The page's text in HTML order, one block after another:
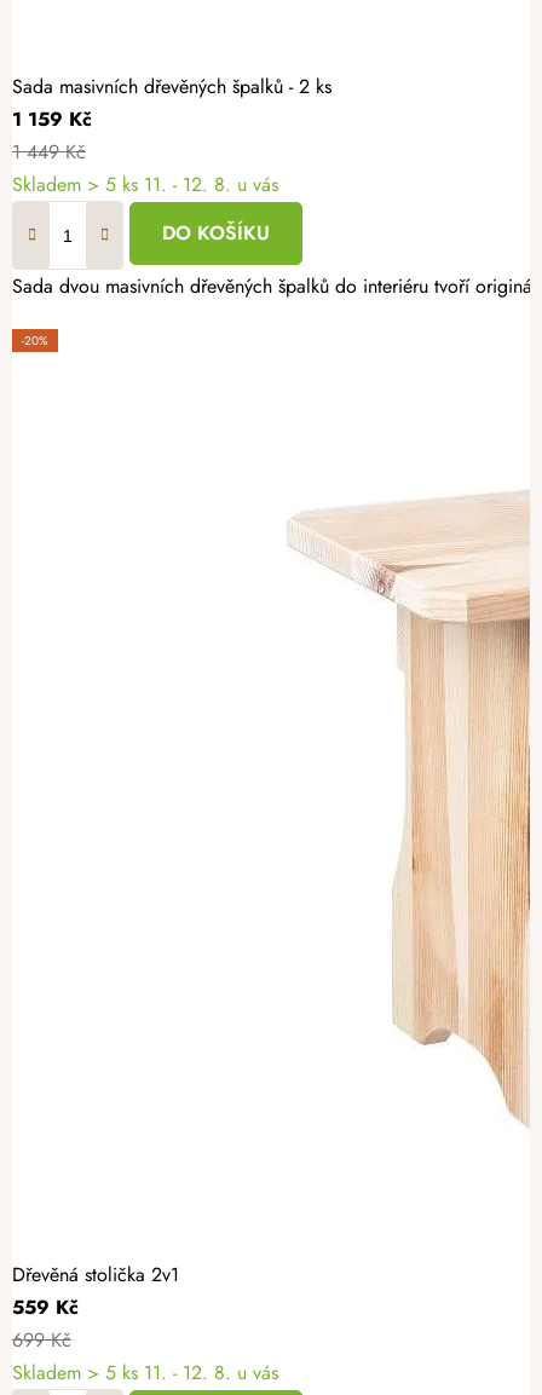
Sada masivních dřevěných špalků - 2 ks
1 159 Kč
1 449 Kč
Skladem > 5 ks 11. - 12. 8. u vás
DO KOŠÍKU
Sada dvou masivních dřevěných špalků do interiéru tvoří
-20%
Dřevěná stolička 2v1
559 Kč
699 Kč
Skladem > 5 ks 11. - 12. 8. u vás